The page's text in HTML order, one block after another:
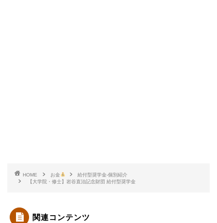
HOME お金
給付型奨学金-個別紹介
【大学院・修士】岩谷直治記念財団 給付型奨学金
関連コンテンツ